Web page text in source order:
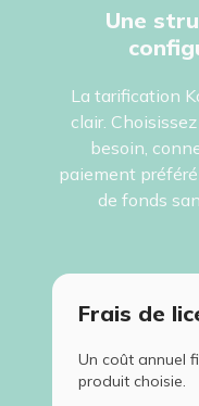
Une
La tarification
clair.
besoin,
paiement
de fonds
Frais de
Un coût annuel
produit choisie.